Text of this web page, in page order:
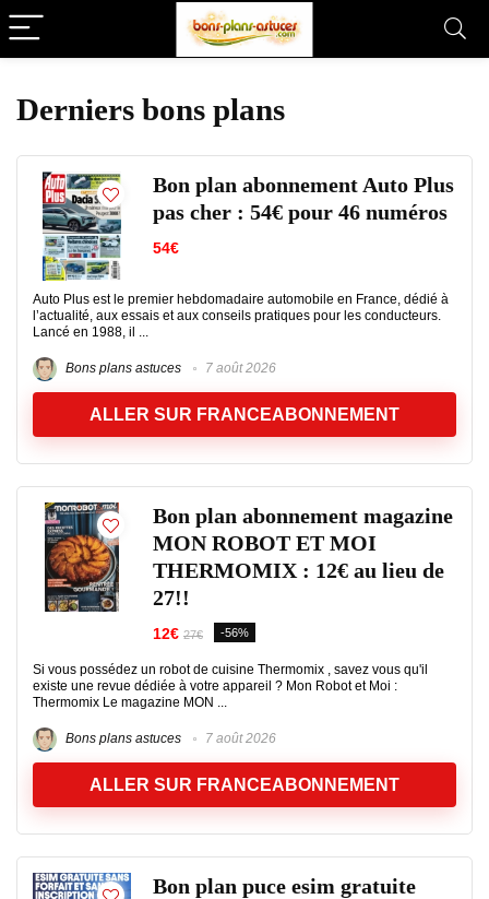
Derniers bons plans
Bon plan abonnement Auto Plus
pas cher : 54€ pour 46 numéros
54€
Auto Plus est le premier hebdomadaire automobile en France, dédié à
l’actualité, aux essais et aux conseils pratiques pour les conducteurs.
Lancé en 1988, il ...
Bons plans astuces 7 août 2026
ALLER SUR FRANCEABONNEMENT
Bon plan abonnement magazine
MON ROBOT ET MOI
THERMOMIX : 12€ au lieu de
27!!
12€ 27€ -56%
Si vous possédez un robot de cuisine Thermomix , savez vous qu'il
existe une revue dédiée à votre appareil ? Mon Robot et Moi :
Thermomix Le magazine MON ...
Bons plans astuces 7 août 2026
ALLER SUR FRANCEABONNEMENT
Bon plan puce esim gratuite